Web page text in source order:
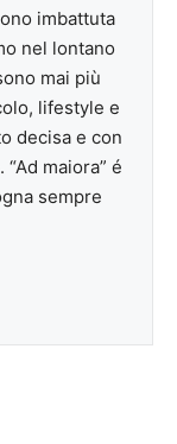
imbattuta
nel lontano
mai più
lifestyle e
decisa e con
maiora” é
sempre